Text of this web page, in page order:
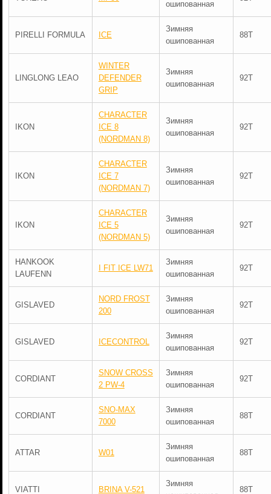
ошипованная
PIRELLI FORMULA ICE
Зимняя
ошипованная
88T
LINGLONG LEAO
WINTER
DEFENDER
GRIP
Зимняя
ошипованная
92T
IKON
CHARACTER
ICE 8
(NORDMAN 8)
Зимняя
ошипованная
92T
IKON
CHARACTER
ICE 7
(NORDMAN 7)
Зимняя
ошипованная
92T
IKON
CHARACTER
ICE 5
(NORDMAN 5)
Зимняя
ошипованная
92T
HANKOOK
LAUFENN
I FIT ICE LW71
Зимняя
ошипованная
92T
GISLAVED
NORD FROST
200
Зимняя
ошипованная
92T
GISLAVED ICECONTROL
Зимняя
ошипованная
92T
CORDIANT
SNOW CROSS
2 PW-4
Зимняя
ошипованная
92T
CORDIANT
SNO-MAX
7000
Зимняя
ошипованная
88T
ATTAR W01
Зимняя
ошипованная
88T
VIATTI BRINA V-521
Зимняя
88T